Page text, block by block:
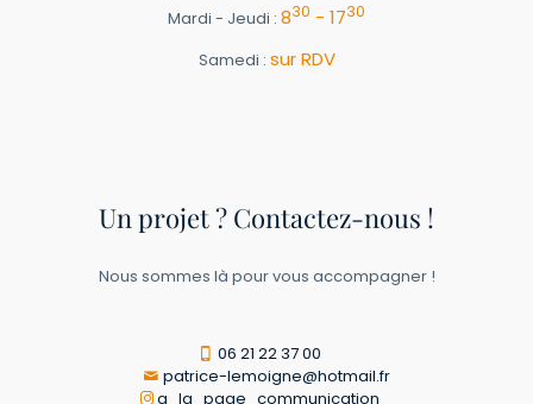
Mardi - Jeudi : 830 - 1730
Samedi : sur RDV
Un projet ? Contactez-nous !
Nous sommes là pour vous accompagner !
06 21 22 37 00
patrice-lemoigne@hotmail.fr
a_la_page_communication